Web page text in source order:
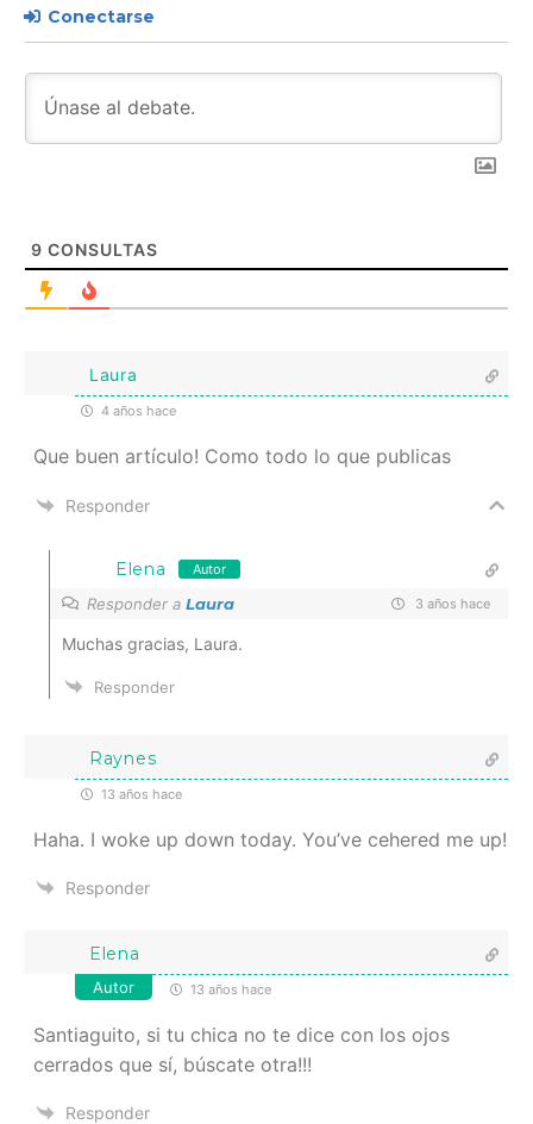
Conectarse
9 CONSULTAS
Laura
4 años hace
Que buen artículo! Como todo lo que publicas
Responder
Elena Autor
Responder a Laura 3 años hace
Muchas gracias, Laura.
Responder
Raynes
13 años hace
Haha. I woke up down today. You’ve cehered me up!
Responder
Elena
Autor 13 años hace
Santiaguito, si tu chica no te dice con los ojos
cerrados que sí, búscate otra!!!
Responder